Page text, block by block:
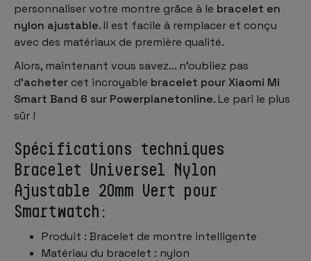
personnaliser votre montre grâce à le bracelet en
nylon ajustable. Il est facile à remplacer et conçu
avec des matériaux de première qualité.
Alors, maintenant vous savez... n'oubliez pas
d'acheter cet incroyable bracelet pour Xiaomi Mi
Smart Band 6 sur Powerplanetonline. Le pari le plus
sûr !
Spécifications techniques
Bracelet Universel Nylon
Ajustable 20mm Vert pour
Smartwatch:
Produit : Bracelet de montre intelligente
Matériau du bracelet : nylon